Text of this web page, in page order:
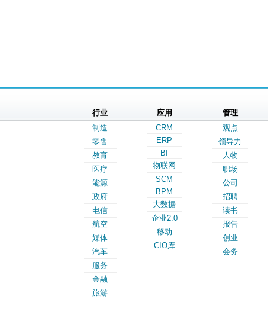
行业
制造
零售
教育
医疗
能源
政府
电信
航空
媒体
汽车
服务
金融
旅游
应用
CRM
ERP
BI
物联网
SCM
BPM
大数据
企业2.0
移动
CIO库
管理
观点
领导力
人物
职场
公司
招聘
读书
报告
创业
会务